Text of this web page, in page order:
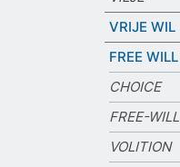
VRIJE WIL
FREE WILL
CHOICE
FREE-WILL
VOLITION